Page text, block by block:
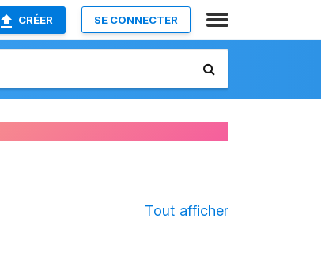
CRÉER SE CONNECTER
Tout afficher